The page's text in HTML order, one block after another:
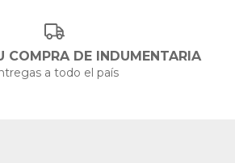
COMPRA DE INDUMENTARIA
a todo el país